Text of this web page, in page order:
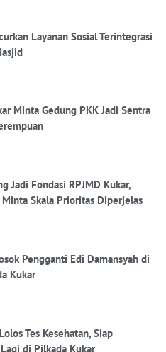
Layanan Sosial Terintegrasi
Minta Gedung PKK Jadi Sentra
Jadi Fondasi RPJMD Kukar,
Skala Prioritas Diperjelas
Pengganti Edi Damansyah di
Kukar
Tes Kesehatan, Siap
di Pilkada Kukar